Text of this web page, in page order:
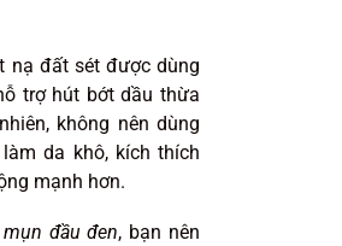
nạ đất sét được dùng
trợ hút bớt dầu thừa
không nên dùng
da khô, kích thích
mạnh hơn.
đầu đen, bạn nên